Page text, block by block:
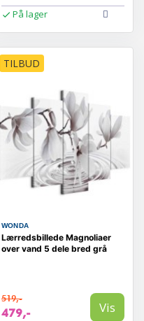
På lager
TILBUD
WONDA
Lærredsbillede Magnoliaer
over vand 5 dele bred grå
519,-
479,- Vis